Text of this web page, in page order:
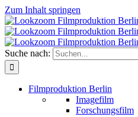
Zum Inhalt springen
Suche nach:
Filmproduktion Berlin
Imagefilm
Forschungsfilm